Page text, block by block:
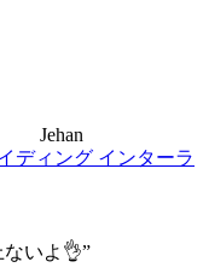
Jehan
ディング インターラ
いよ👌”